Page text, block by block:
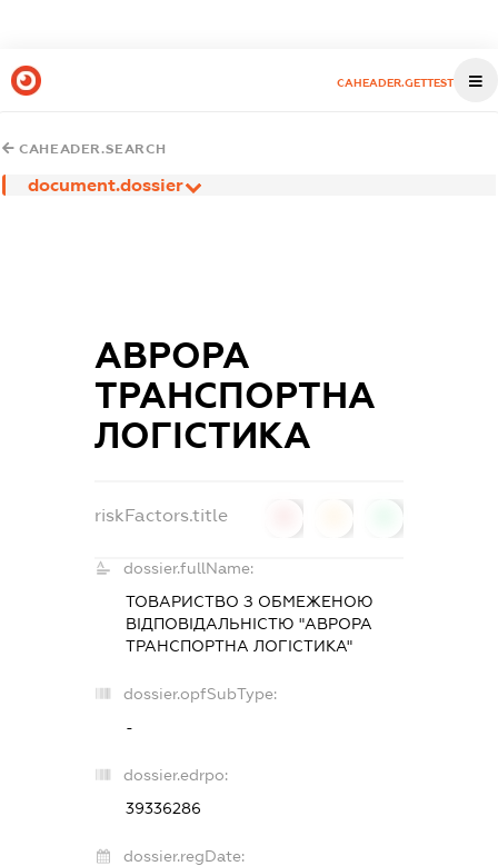
CAHEADER.GETTEST
CAHEADER.SEARCH
document.dossier
АВРОРА
ТРАНСПОРТНА
ЛОГІСТИКА
riskFactors.title
dossier.fullName:
ТОВАРИСТВО З ОБМЕЖЕНОЮ
ВІДПОВІДАЛЬНІСТЮ "АВРОРА
ТРАНСПОРТНА ЛОГІСТИКА"
dossier.opfSubType:
-
dossier.edrpo:
39336286
dossier.regDate: